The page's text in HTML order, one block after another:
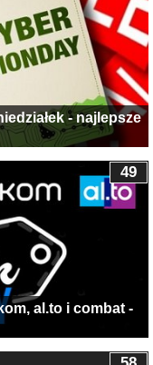
- najlepsze
al.to i combat -
49